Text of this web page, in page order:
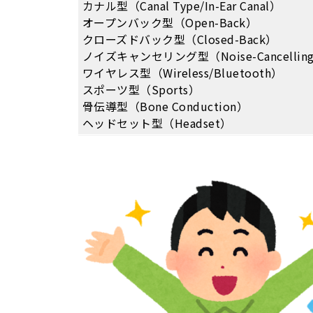
カナル型（Canal Type/In-Ear Canal）
オープンバック型（Open-Back）
クローズドバック型（Closed-Back）
ノイズキャンセリング型（Noise-
ワイヤレス型（Wireless/Bluetooth）
スポーツ型（Sports）
骨伝導型（Bone Conduction）
ヘッドセット型（Headset）